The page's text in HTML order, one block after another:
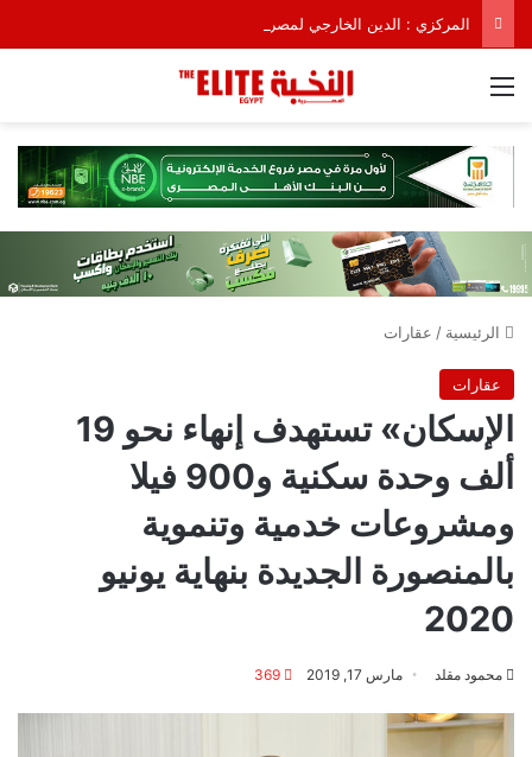
المركزي : الدين الخارجي لمصر يسجل 164.77 مليار دولار
القائمة
الرئيسية / عقارات
عقارات
الإسكان» تستهدف إنهاء نحو 19
ألف وحدة سكنية و900 فيلا
ومشروعات خدمية وتنموية
بالمنصورة الجديدة بنهاية يونيو
2020
محمود مقلد مارس 17, 2019 369